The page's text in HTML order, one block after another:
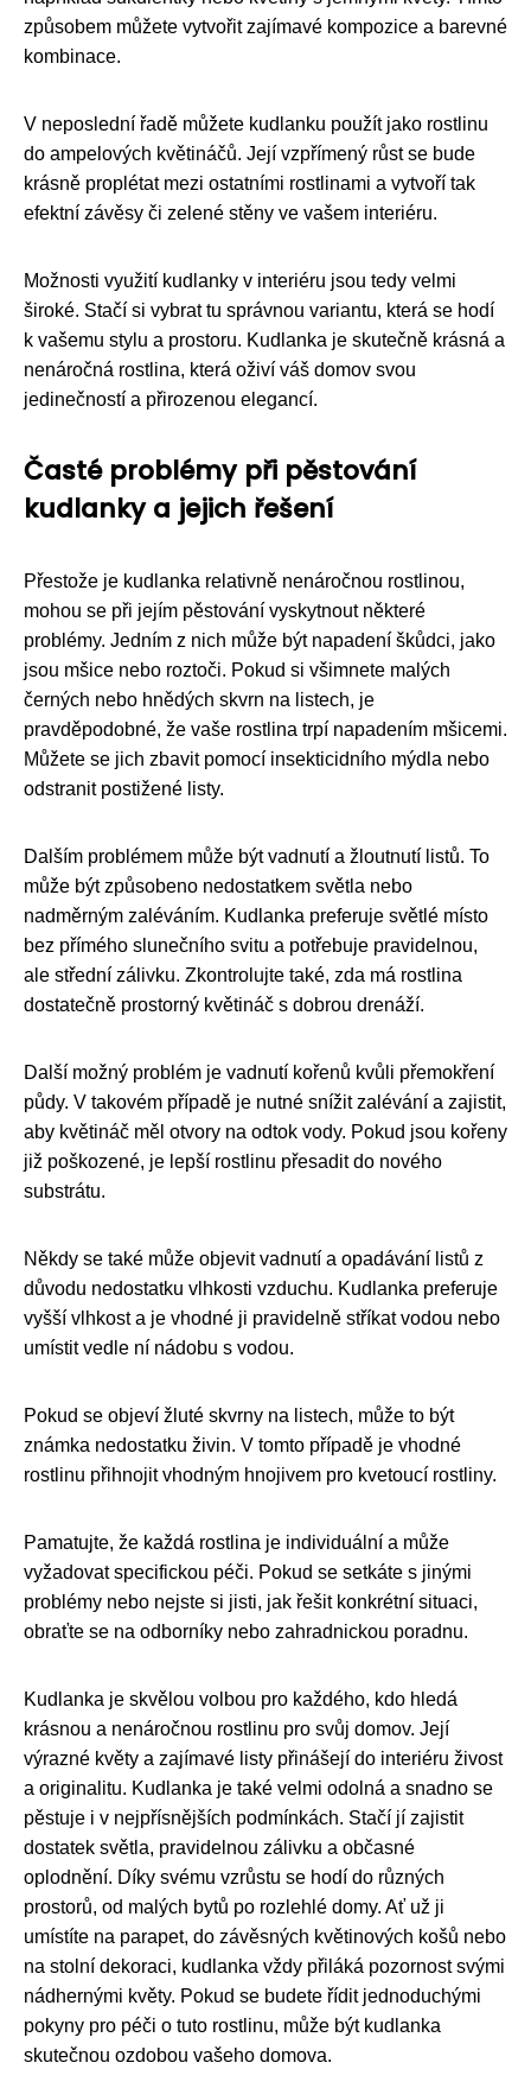
způsobem můžete vytvořit zajímavé kompozice a barevné
kombinace.
V neposlední řadě můžete kudlanku použít jako rostlinu
do ampelových květináčů. Její vzpřímený růst se bude
krásně proplétat mezi ostatními rostlinami a vytvoří tak
efektní závěsy či zelené stěny ve vašem interiéru.
Možnosti využití kudlanky v interiéru jsou tedy velmi
široké. Stačí si vybrat tu správnou variantu, která se hodí
k vašemu stylu a prostoru. Kudlanka je skutečně krásná a
nenáročná rostlina, která oživí váš domov svou
jedinečností a přirozenou elegancí.
Časté problémy při pěstování
kudlanky a jejich řešení
Přestože je kudlanka relativně nenáročnou rostlinou,
mohou se při jejím pěstování vyskytnout některé
problémy. Jedním z nich může být napadení škůdci, jako
jsou mšice nebo roztoči. Pokud si všimnete malých
černých nebo hnědých skvrn na listech, je
pravděpodobné, že vaše rostlina trpí napadením mšicemi.
Můžete se jich zbavit pomocí insekticidního mýdla nebo
odstranit postižené listy.
Dalším problémem může být vadnutí a žloutnutí listů. To
může být způsobeno nedostatkem světla nebo
nadměrným zaléváním. Kudlanka preferuje světlé místo
bez přímého slunečního svitu a potřebuje pravidelnou,
ale střední zálivku. Zkontrolujte také, zda má rostlina
dostatečně prostorný květináč s dobrou drenáží.
Další možný problém je vadnutí kořenů kvůli přemokření
půdy. V takovém případě je nutné snížit zalévání a zajistit,
aby květináč měl otvory na odtok vody. Pokud jsou kořeny
již poškozené, je lepší rostlinu přesadit do nového
substrátu.
Někdy se také může objevit vadnutí a opadávání listů z
důvodu nedostatku vlhkosti vzduchu. Kudlanka preferuje
vyšší vlhkost a je vhodné ji pravidelně stříkat vodou nebo
umístit vedle ní nádobu s vodou.
Pokud se objeví žluté skvrny na listech, může to být
známka nedostatku živin. V tomto případě je vhodné
rostlinu přihnojit vhodným hnojivem pro kvetoucí rostliny.
Pamatujte, že každá rostlina je individuální a může
vyžadovat specifickou péči. Pokud se setkáte s jinými
problémy nebo nejste si jisti, jak řešit konkrétní situaci,
obraťte se na odborníky nebo zahradnickou poradnu.
Kudlanka je skvělou volbou pro každého, kdo hledá
krásnou a nenáročnou rostlinu pro svůj domov. Její
výrazné květy a zajímavé listy přinášejí do interiéru živost
a originalitu. Kudlanka je také velmi odolná a snadno se
pěstuje i v nejpřísnějších podmínkách. Stačí jí zajistit
dostatek světla, pravidelnou zálivku a občasné
oplodnění. Díky svému vzrůstu se hodí do různých
prostorů, od malých bytů po rozlehlé domy. Ať už ji
umístíte na parapet, do závěsných květinových košů nebo
na stolní dekoraci, kudlanka vždy přiláká pozornost svými
nádhernými květy. Pokud se budete řídit jednoduchými
pokyny pro péči o tuto rostlinu, může být kudlanka
skutečnou ozdobou vašeho domova.